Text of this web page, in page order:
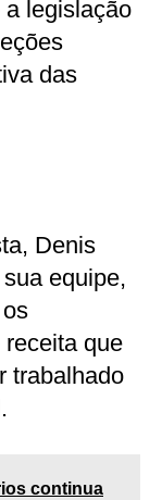
legislação
das
Denis
equipe,
que
trabalhado
continua